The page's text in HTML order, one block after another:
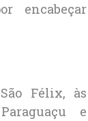
encabeçar
Félix, às
e